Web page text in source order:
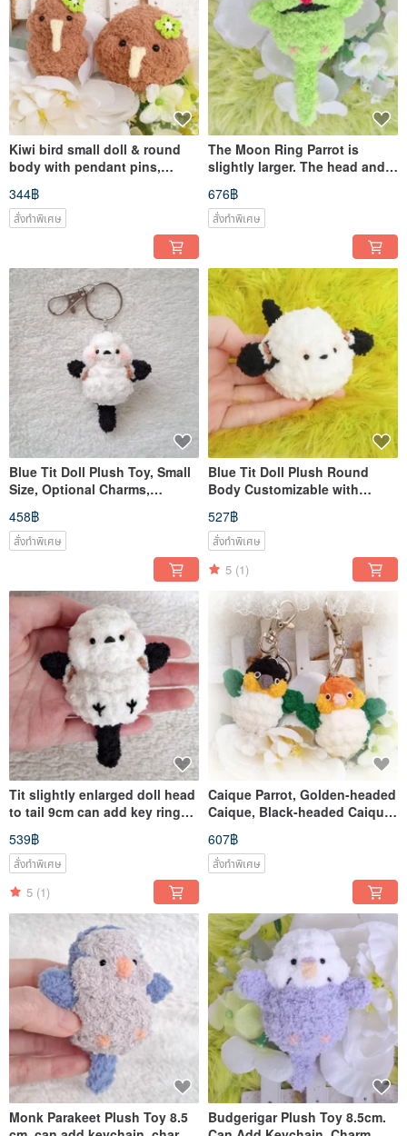
Kiwi bird small doll & round
body with pendant pins,
customizable color change,
handmade
344฿
สั่งทำพิเศษ
The Moon Ring Parrot is
slightly larger. The head and
tail of the doll are 10.5cm. You
can add a keychain charm to
customize it.
676฿
สั่งทำพิเศษ
Blue Tit Doll Plush Toy, Small
Size, Optional Charms,
Brooch, Customizable Colors,
Handmade Wool, Pet
458฿
สั่งทำพิเศษ
Blue Tit Doll Plush Round
Body Customizable with
Charms, Pins, Color Changes
Handmade Yarn Pet
527฿
สั่งทำพิเศษ
5 (1)
Tit slightly enlarged doll head
to tail 9cm can add key ring
pendant pin pet
539฿
สั่งทำพิเศษ
5 (1)
Caique Parrot, Golden-headed
Caique, Black-headed Caique,
Small Plush Doll, Optional
Keychain, Charm, Brooch
607฿
สั่งทำพิเศษ
Monk Parakeet Plush Toy 8.5
Budgerigar Plush Toy 8.5cm.